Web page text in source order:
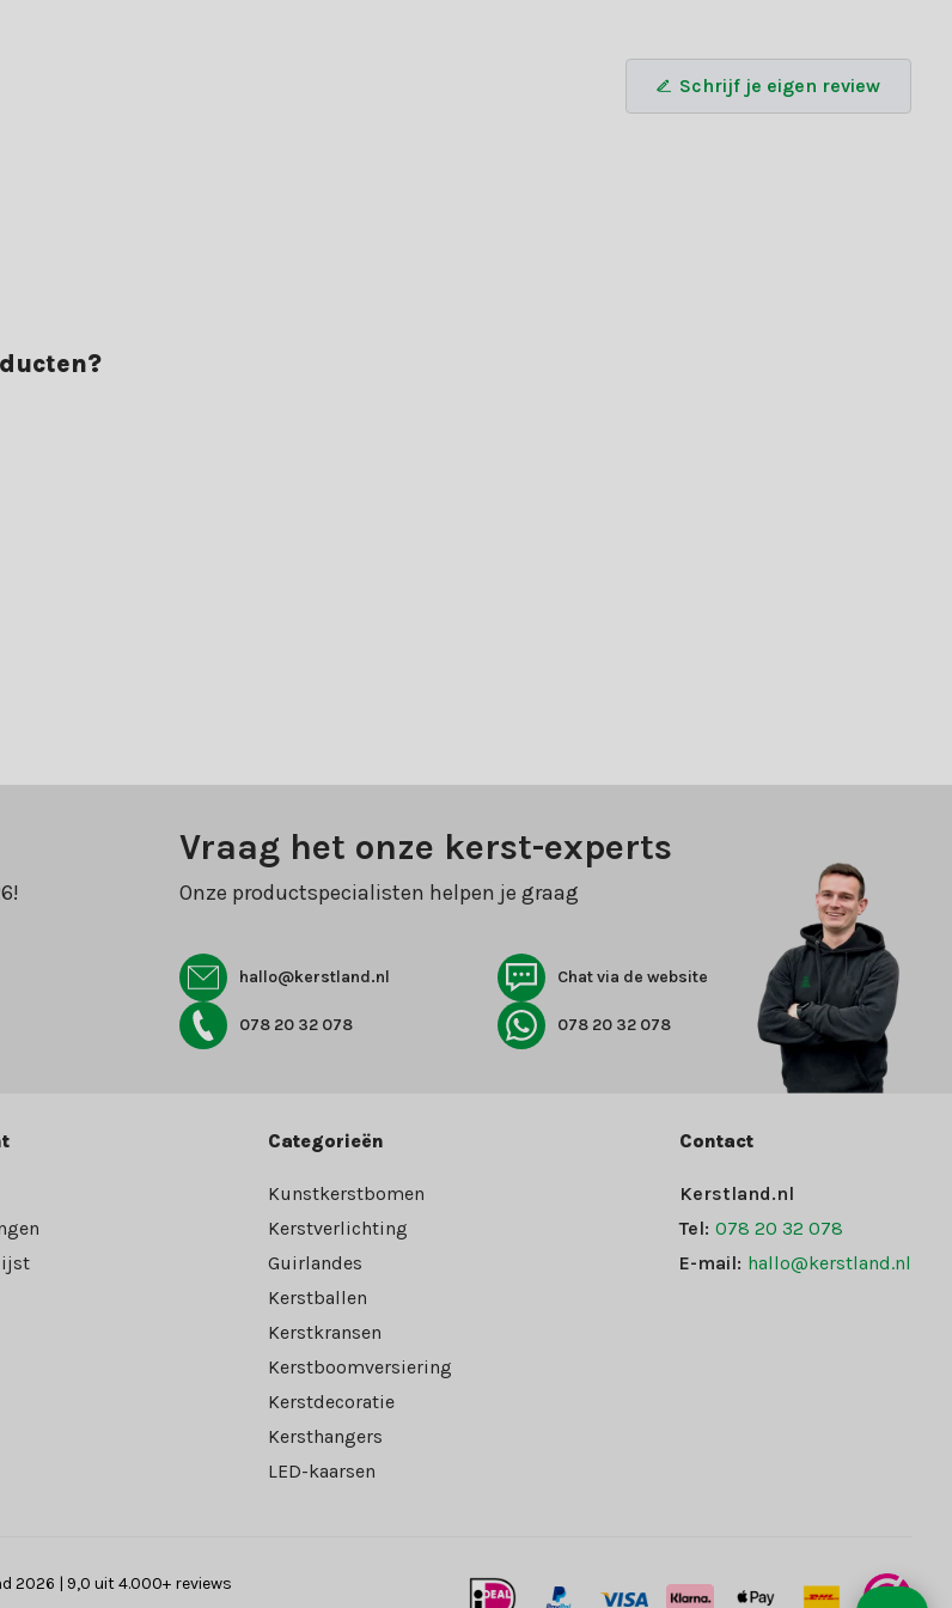
Schrijf je eigen review
Vraag het onze kerst-experts
Onze productspecialisten helpen je graag
hallo@kerstland.nl Chat via de website
078 20 32 078 078 20 32 078
Categorieën
Kunstkerstbomen
Kerstverlichting
Guirlandes
Kerstballen
Kerstkransen
Kerstboomversiering
Kerstdecoratie
Kersthangers
LED-kaarsen
Contact
Kerstland.nl
Tel: 078 20 32 078
E-mail: hallo@kerstland.nl
2026 | 9,0 uit 4.000+ reviews